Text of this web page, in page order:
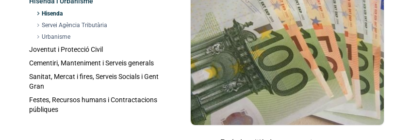
chevron_right Hisenda
chevron_right Servei Agència Tributària
chevron_right Urbanisme
Joventut i Protecció Civil
Cementiri, Manteniment i Serveis generals
Sanitat, Mercat i fires, Serveis Socials i Gent
Gran
Festes, Recursos humans i Contractacions
públiques